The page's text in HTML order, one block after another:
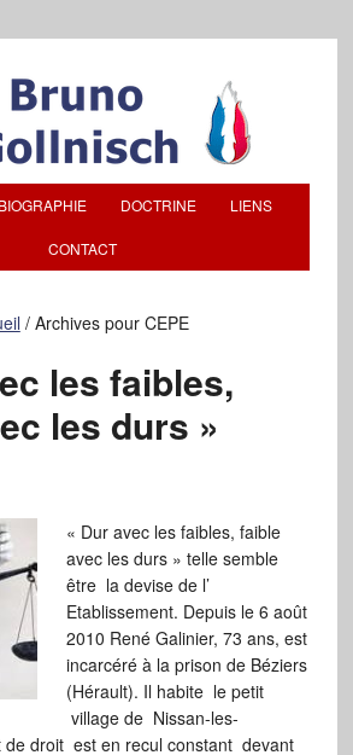
BIOGRAPHIE DOCTRINE LIENS
CONTACT
/Archives pour CEPE
les faibles,
les durs »
« Dur avec les faibles, faible
avec les durs » telle semble
être la devise de l’
Etablissement. Depuis le 6 août
2010 René Galinier, 73 ans, est
incarcéré à la prison de Béziers
(Hérault). Il habite le petit
village de Nissan-les-
de droit est en recul constant devant